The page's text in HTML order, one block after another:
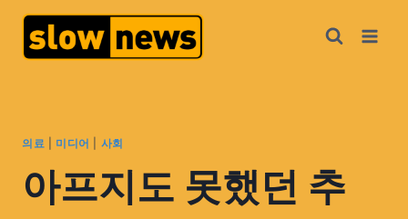
의료 미디어 사회
아프지도 못했던 추